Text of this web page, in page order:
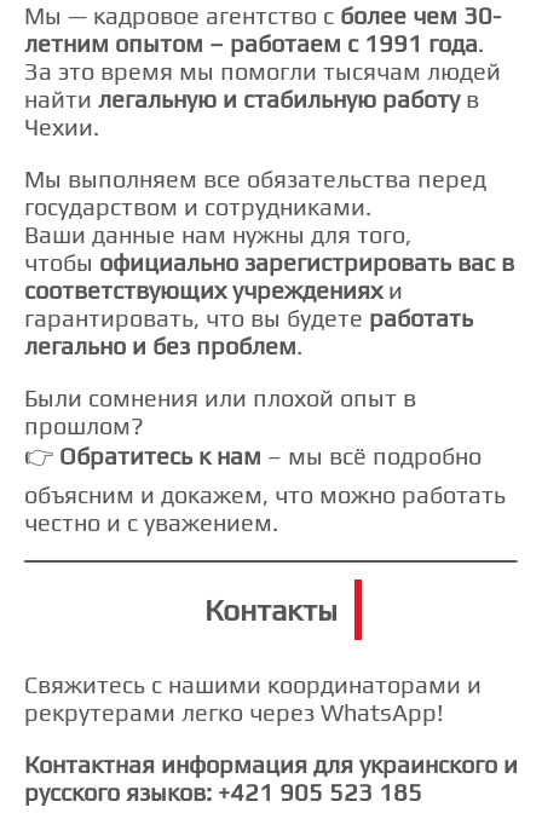
Мы — кадровое агентство с более чем 30-
летним опытом – работаем с 1991 года.
За это время мы помогли тысячам людей
найти легальную и стабильную работув
Чехии.
Мы выполняем все обязательства перед
государством и сотрудниками.
Ваши данные нам нужны для того,
чтобы официально зарегистрировать вас в
соответствующих учрежденияхи
гарантировать, что вы будете работать
легально и без проблем.
Были сомнения или плохой опыт в
прошлом?
👉 Обратитесь к нам – мы всё подробно
объясним и докажем, что можно работать
честно и с уважением.
Контакты
Свяжитесь с нашими координаторами и
рекрутерами легко через WhatsApp!
Контактная информация для украинского и
русского языков: +421 905 523 185